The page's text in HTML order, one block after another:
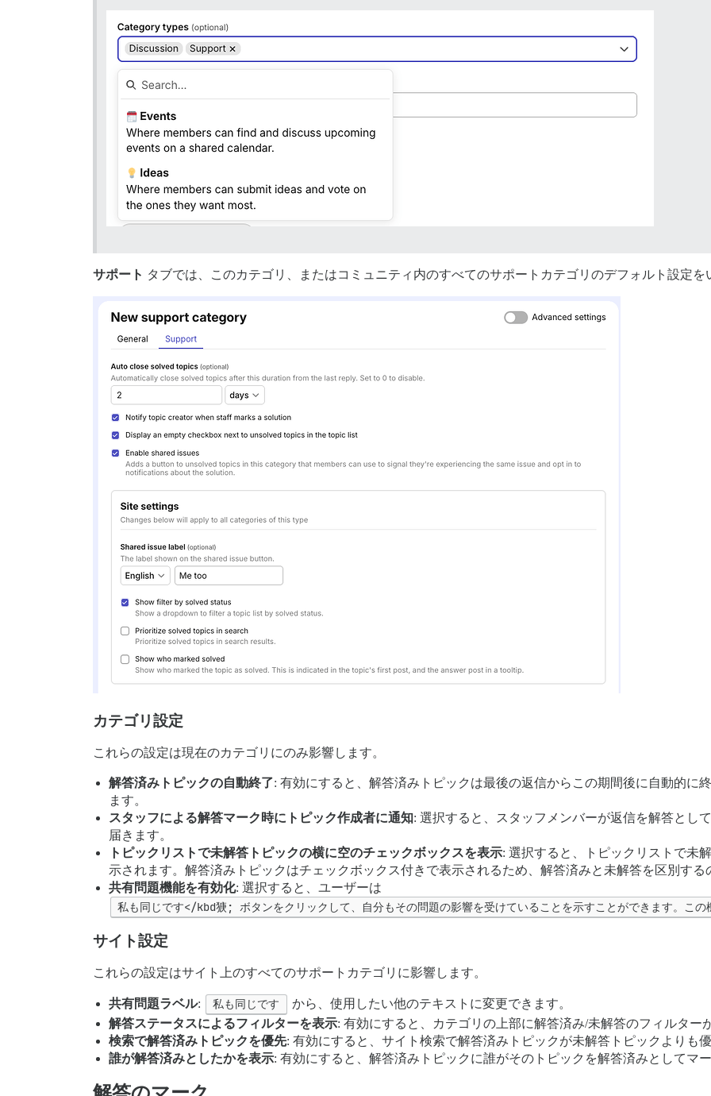
サポート タブでは、このカテゴリ、またはコミュニティ内のすべてのサポートカテゴリのデフォルト設定を
カテゴリ設定
これらの設定は現在のカテゴリにのみ影響します。
解答済みトピックの自動終了: 有効にすると、解答済みトピックは最後の返信からこの期間後に自動的に
ます。
スタッフによる解答マーク時にトピック作成者に通知: 選択すると、スタッフメンバーが返信を解答とし
届きます。
トピックリストで未解答トピックの横に空のチェックボックスを表示: 選択すると、トピックリストで未
示されます。解答済みトピックはチェックボックス付きで表示されるため、解答済みと未解答を区別する
共有問題機能を有効化: 選択すると、ユーザーは
私も同じです</kbd㹹; ボタンをクリックして、自分もその問題の影響を受けていることを示すことができます。この
サイト設定
これらの設定はサイト上のすべてのサポートカテゴリに影響します。
共有問題ラベル: 私も同じです
から、使用したい他のテキストに変更できます。
解答ステータスによるフィルターを表示: 有効にすると、カテゴリの上部に解答済み/未解答のフィルター
検索で解答済みトピックを優先: 有効にすると、サイト検索で解答済みトピックが未解答トピックよりも優
誰が解答済みとしたかを表示: 有効にすると、解答済みトピックに誰がそのトピックを解答済みとしてマ